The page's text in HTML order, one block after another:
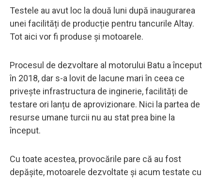
Testele au avut loc la două luni după inaugurarea
unei facilități de producție pentru tancurile Altay.
Tot aici vor fi produse și motoarele.
Procesul de dezvoltare al motorului Batu a început
în 2018, dar s-a lovit de lacune mari în ceea ce
privește infrastructura de inginerie, facilități de
testare ori lanțu de aprovizionare. Nici la partea de
resurse umane turcii nu au stat prea bine la
început.
Cu toate acestea, provocările pare că au fost
depășite, motoarele dezvoltate și acum testate cu